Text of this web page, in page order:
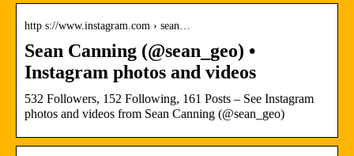
http s://www.instagram.com › sean…
Sean Canning (@sean_geo) •
Instagram photos and videos
532 Followers, 152 Following, 161 Posts – See Instagram
photos and videos from Sean Canning (@sean_geo)